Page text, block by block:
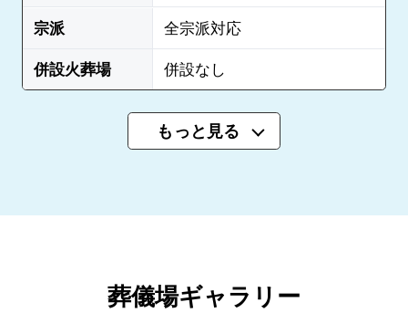
宗派
全宗派対応
併設火葬場
併設なし
もっと見る
葬儀場ギャラリー